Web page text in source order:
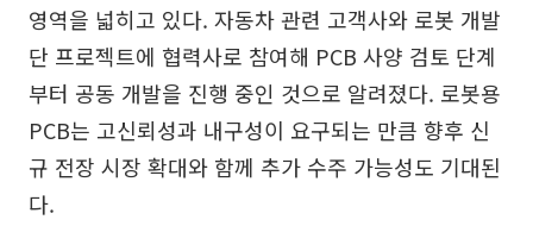
영역을 넓히고 있다. 자동차 관련 고객사와 로봇 개발
단 프로젝트에 협력사로 참여해 PCB 사양 검토 단계
부터 공동 개발을 진행 중인 것으로 알려졌다. 로봇용
PCB는 고신뢰성과 내구성이 요구되는 만큼 향후 신
규 전장 시장 확대와 함께 추가 수주 가능성도 기대된
다.